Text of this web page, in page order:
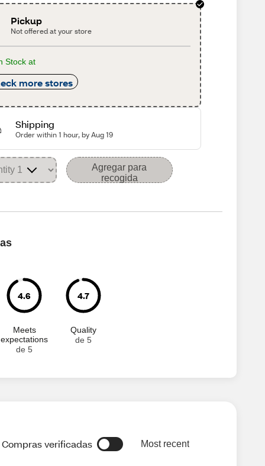
Pickup
Not offered at your store
Stock at
more stores
Shipping
Order within 1 hour, by Aug 19
Agregar para
recogida
4.6
Meets
expectations
de 5
4.7
Quality
de 5
Compras verificadas Most recent